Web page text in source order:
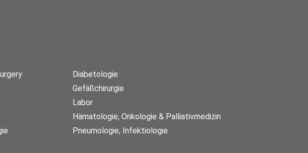
Diabetologie
Gefäßchirurgie
Labor
Hämatologie, Onkologie & Palliativmedizin
Pneumologie, Infektiologie